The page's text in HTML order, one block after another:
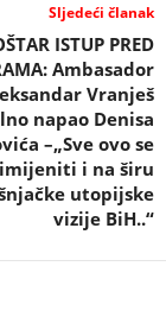
Sljedeći članak
ISTUP PRED
Ambasador
Vranješ
napao Denisa
–„Sve ovo se
i na širu
utopijske
vizije BiH..“